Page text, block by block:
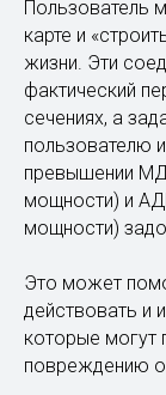
Контроль
мощности
Когда дело
мощности,
Пользователь
карте и